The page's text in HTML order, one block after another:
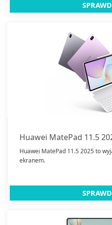
Huawei MatePad 11.5
Huawei MatePad 11.5 2025 to
ekranem.